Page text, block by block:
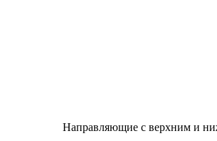
Направляющие с верхним и